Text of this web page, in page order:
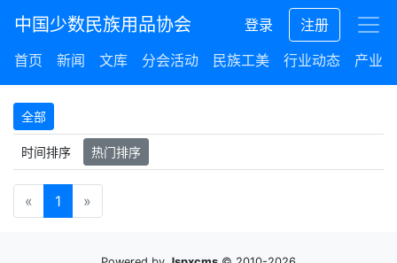
中国少数民族用品协会 登录
注册
首页
新闻 文库 分会活动 民族工美 行业动态 产业
全部
时间排序 热门排序
« 1 »